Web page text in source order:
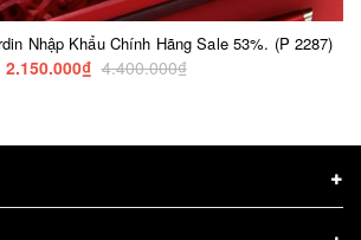
Nhập Khẩu Chính Hãng Sale 53%. (P 2287)
2.150.000₫ 4.400.000₫